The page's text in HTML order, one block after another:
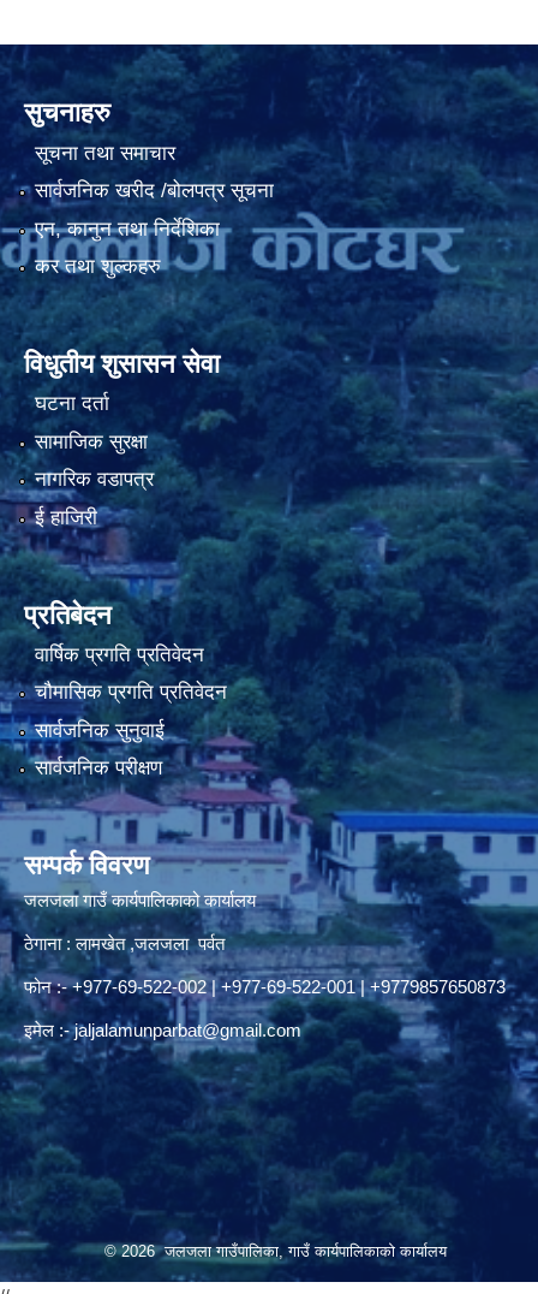
सुचनाहरु
सूचना तथा समाचार
सार्वजनिक खरीद /बोलपत्र सूचना
एन, कानुन तथा निर्देशिका
कर तथा शुल्कहरु
विधुतीय शुसासन सेवा
घटना दर्ता
सामाजिक सुरक्षा
नागरिक वडापत्र
ई हाजिरी
प्रतिबेदन
वार्षिक प्रगति प्रतिवेदन
चौमासिक प्रगति प्रतिवेदन
सार्वजनिक सुनुवाई
सार्वजनिक परीक्षण
सम्पर्क विवरण
जलजला गाउँ कार्यपालिकाको कार्यालय
ठेगाना : लामखेत ,जलजला पर्वत
फोन :- +977-69-522-002 | +977-69-522-001 | +9779857650873
इमेल :-jaljalamunparbat@gmail.com
© 2026 जलजला गाउँपालिका, गाउँ कार्यपालिकाको कार्यालय